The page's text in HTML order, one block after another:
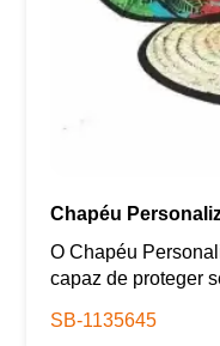
Chapéu
O Chapéu
capaz de proteger
SB-1135645